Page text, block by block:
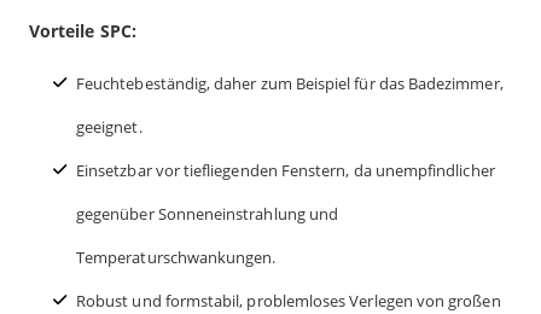
Vorteile SPC:
Feuchtebeständig, daher zum Beispiel für das Badezimmer,
geeignet.
Einsetzbar vor tiefliegenden Fenstern, da unempfindlicher
gegenüber Sonneneinstrahlung und
Temperaturschwankungen.
Robust und formstabil, problemloses Verlegen von großen